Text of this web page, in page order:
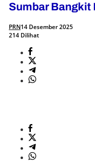
Sumbar Bangkit
PRN14 Desember 2025
214 Dilihat